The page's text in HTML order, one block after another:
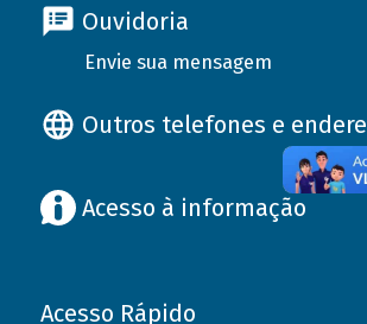
Ouvidoria
Envie sua mensagem
Outros telefones e
Acesso à informação
Acesso Rápido